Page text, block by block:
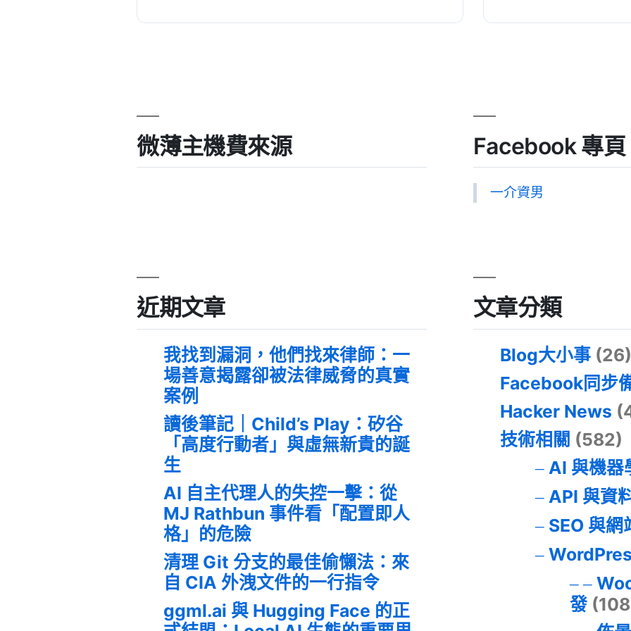
微薄主機費來源 Facebook 專頁
一介資男
近期文章
我找到漏洞，他們找來律師：一
場善意揭露卻被法律威脅的真實
案例
讀後筆記｜Child’s Play：矽谷
「高度行動者」與虛無新貴的誕
生
AI 自主代理人的失控一擊：從
MJ Rathbun 事件看「配置即人
格」的危險
清理 Git 分支的最佳偷懶法：來
自 CIA 外洩文件的一行指令
ggml.ai 與 Hugging Face 的正
文章分類
Blog大小事 (26)
Facebook同步
Hacker News
技術相關 (582)
AI 與機器
API 與資
SEO 與網
發